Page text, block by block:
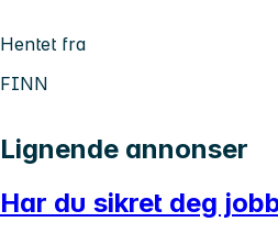
Hentet fra
FINN
Lignende annonser
Har du sikret deg